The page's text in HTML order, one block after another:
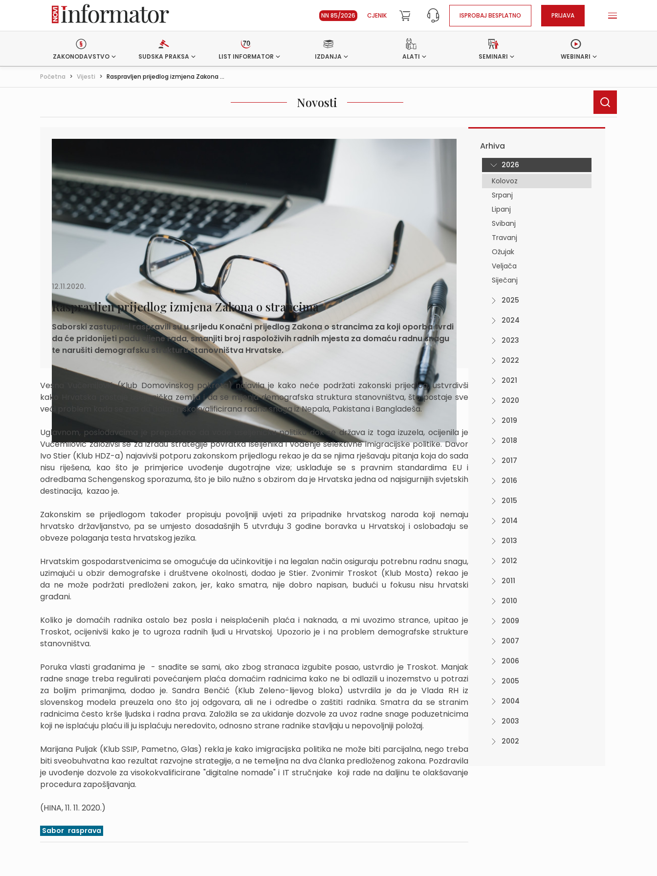
NN 85/2026 CJENIK ISPROBAJ BESPLATNO PRIJAVA
ZAKONODAVSTVO SUDSKA PRAKSA LIST INFORMATOR IZDANJA ALATI SEMINARI WEBINARI
Početna > Vijesti > Raspravljen prijedlog izmjena Zakona ...
Novosti
12.11.2020.
Raspravljen prijedlog izmjena Zakona o strancima
Saborski zastupnici raspravili su u srijedu Konačni prijedlog Zakona o strancima za koji oporba tvrdi
da će pridonijeti padu cijene rada, smanjiti broj raspoloživih radnih mjesta za domaću radnu snagu
te narušiti demografsku strukturu stanovništva Hrvatske.
Vesna Vučemilović (Klub Domovinskog pokreta) najavila je kako neće podržati zakonski prijedlog, ustvrdivši
kako Hrvatska postaje useljenička zemlja i da se mijenja demografska struktura stanovništva, što postaje sve
veći problem kada se zna da dolazi niskokvalificirana radna snaga iz Nepala, Pakistana i Bangladeša.
Uglavnom, poslodavcima je prepušteno da vode useljeničku politiku dok se država iz toga izuzela, ocijenila je
Vučemilović založivši se za izradu strategije povratka iseljenika i vođenje selektivne imigracijske politike. Davor
Ivo Stier (Klub HDZ-a) najavivši potporu zakonskom prijedlogu rekao je da se njima rješavaju pitanja koja do sada
nisu riješena, kao što je primjerice uvođenje dugotrajne vize; usklađuje se s pravnim standardima EU i
odredbama Schengenskog sporazuma, što je bilo nužno s obzirom da je Hrvatska jedna od najsigurnijih svjetskih
destinacija, kazao je.
Zakonskim se prijedlogom također propisuju povoljniji uvjeti za pripadnike hrvatskog naroda koji nemaju
hrvatsko državljanstvo, pa se umjesto dosadašnjih 5 utvrđuju 3 godine boravka u Hrvatskoj i oslobađaju se
obveze polaganja testa hrvatskog jezika.
Hrvatskim gospodarstvenicima se omogućuje da učinkovitije i na legalan način osiguraju potrebnu radnu snagu,
uzimajući u obzir demografske i društvene okolnosti, dodao je Stier. Zvonimir Troskot (Klub Mosta) rekao je
da ne može podržati predloženi zakon, jer, kako smatra, nije dobro napisan, budući u fokusu nisu hrvatski
građani.
Koliko je domaćih radnika ostalo bez posla i neisplaćenih plaća i naknada, a mi uvozimo strance, upitao je
Troskot, ocijenivši kako je to ugroza radnih ljudi u Hrvatskoj. Upozorio je i na problem demografske strukture
stanovništva.
Poruka vlasti građanima je - snađite se sami, ako zbog stranaca izgubite posao, ustvrdio je Troskot. Manjak
radne snage treba regulirati povećanjem plaća domaćim radnicima kako ne bi odlazili u inozemstvo u potrazi
za boljim primanjima, dodao je. Sandra Benčić (Klub Zeleno-lijevog bloka) ustvrdila je da je Vlada RH iz
slovenskog modela preuzela ono što joj odgovara, ali ne i odredbe o zaštiti radnika. Smatra da se stranim
radnicima često krše ljudska i radna prava. Založila se za ukidanje dozvole za uvoz radne snage poduzetnicima
koji ne isplaćuju plaću ili ju isplaćuju neredovito, odnosno strane radnike stavljaju u nepovoljniji položaj.
Marijana Puljak (Klub SSIP, Pametno, Glas) rekla je kako imigracijska politika ne može biti parcijalna, nego treba
biti sveobuhvatna kao rezultat razvojne strategije, a ne temeljna na dva članka predloženog zakona. Pozdravila
je uvođenje dozvole za visokokvalificirane "digitalne nomade" i IT stručnjake koji rade na daljinu te olakšavanje
procedura zapošljavanja.
(HINA, 11. 11. 2020.)
Sabor rasprava
Arhiva
2026
Kolovoz
Srpanj
Lipanj
Svibanj
Travanj
Ožujak
Veljača
Siječanj
2025
2024
2023
2022
2021
2020
2019
2018
2017
2016
2015
2014
2013
2012
2011
2010
2009
2007
2006
2005
2004
2003
2002